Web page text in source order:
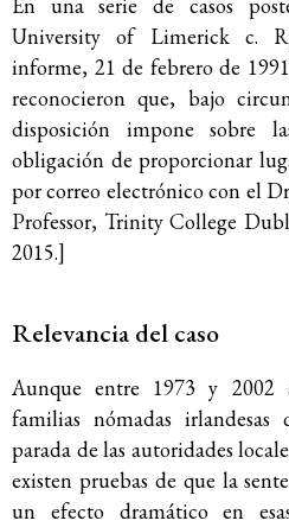
University of Limerick c.
informe, 21 de febrero de
reconocieron que, bajo
disposición impone sobre
obligación de proporcionar
por correo electrónico con el
Professor, Trinity College
2015.]
Relevancia del caso
Aunque entre 1973 y 2002
familias nómadas
parada de las autoridades
existen pruebas de que la
un efecto dramático en